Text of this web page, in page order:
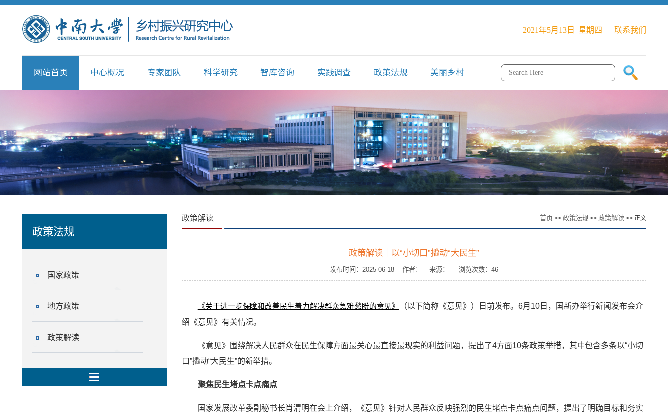
2021年5月13日 星期四 联系我们
网站首页 中心概况 专家团队 科学研究 智库咨询 实践调查 政策法规 美丽乡村
政策法规
国家政策
地方政策
政策解读
政策解读 首页 >> 政策法规>> 政策解读>> 正文
政策解读｜以“小切口”撬动“大民生”
发布时间：2025-06-18 作者： 来源： 浏览次数： 46
《关于进一步保障和改善民生着力解决群众急难愁盼的意见》
（以下简称《意见》）日前发布。6月10日，国新办举行新闻发布会介
绍《意见》有关情况。
《意见》围绕解决人民群众在民生保障方面最关心最直接最现实的利益问题，提出了4方面10条政策举措，其中包含多条以“小切
口”撬动“大民生”的新举措。
聚焦民生堵点卡点痛点
国家发展改革委副秘书长肖渭明在会上介绍，《意见》针对人民群众反映强烈的民生堵点卡点痛点问题，提出了明确目标和务实